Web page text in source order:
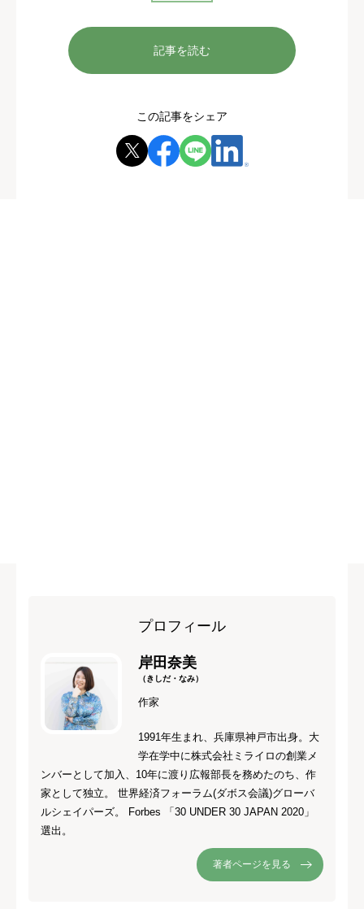
記事を読む
この記事をシェア
プロフィール
岸田奈美
（きしだ・なみ）
作家
1991年生まれ、兵庫県神戸市出身。大
学在学中に株式会社ミライロの創業メ
ンバーとして加入、10年に渡り広報部長を務めたのち、作
家として独立。 世界経済フォーラム(ダボス会議)グローバ
ルシェイパーズ。 Forbes 「30 UNDER 30 JAPAN 2020」
選出。
著者ページを見る